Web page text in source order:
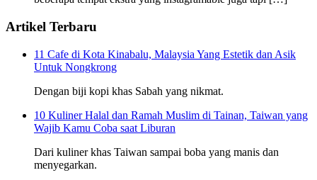
Artikel Terbaru
11 Cafe di Kota Kinabalu, Malaysia Yang Estetik dan Asik
Untuk Nongkrong
Dengan biji kopi khas Sabah yang nikmat.
10 Kuliner Halal dan Ramah Muslim di Tainan, Taiwan yang
Wajib Kamu Coba saat Liburan
Dari kuliner khas Taiwan sampai boba yang manis dan
menyegarkan.